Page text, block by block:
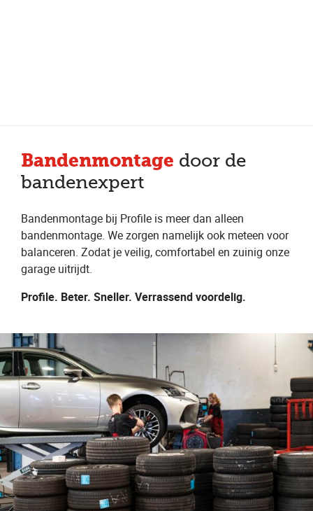
Bandenmontage door de
bandenexpert
Bandenmontage bij Profile is meer dan alleen
bandenmontage. We zorgen namelijk ook meteen voor
balanceren. Zodat je veilig, comfortabel en zuinig onze
garage uitrijdt.
Profile. Beter. Sneller. Verrassend voordelig.